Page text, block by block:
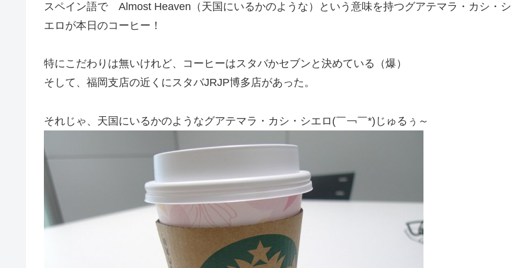
スペイン語で Almost Heaven（天国にいるかのような）という意味を持つグアテマラ・カシ・シ
エロが本日のコーヒー！
特にこだわりは無いけれど、コーヒーはスタバかセブンと決めている（爆）
そして、福岡支店の近くにスタバJRJP博多店があった。
それじゃ、天国にいるかのようなグアテマラ・カシ・シエロ(￣￢￣*)じゅるぅ～